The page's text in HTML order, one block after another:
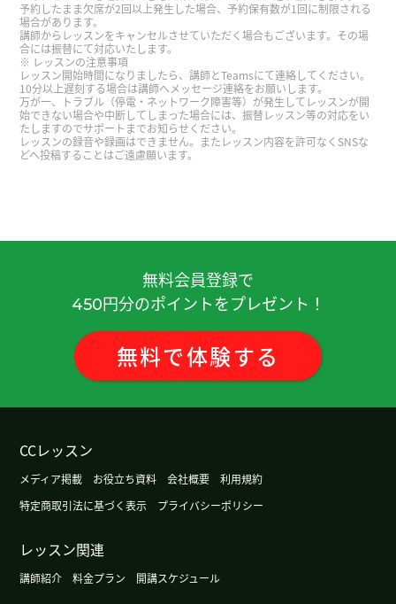
连，想再好好地去看看。如果去辽宁的话，我也想
去沈阳。( 50代 男性 )
评论响起。 我想学中文，相信你是我最懂的。
細かく丁寧に教えていただきとてもわかりやすかっ
たです！またよろしくお願いいたします！( 30代
( 20代 女性 )
期待着外孙子们都对汉语感兴趣长大学习汉语。和
他们用汉语聊天。下次再见吧。( 男性 )
日本有很多台风。非常危险。你住的地方怎么样？
60代 男性 )
谢谢老师上课。我遇到困难时，老师就及时帮助
我，感谢老师的体贴。真是个资深老师啊。我也很
予約したまま欠席が2回以上発生した場合、予約保有数が1回に制限される
場合があります。
講師からレッスンをキャンセルさせていただく場合もございます。その場
合には振替にて対応いたします。
レッスンの注意事項
レッスン開始時間になりましたら、講師とTeamsにて連絡してください。
10分以上遅刻する場合は講師へメッセージ連絡をお願いします。
万が一、トラブル（停電・ネットワーク障害等）が発生してレッスンが開
始できない場合や中断してしまった場合には、振替レッスン等の対応をい
たしますのでサポートまでお知らせください。
レッスンの録音や録画はできません。またレッスン内容を許可なくSNSな
どへ投稿することはご遠慮願います。
無料会員登録で
450円分のポイントをプレゼント！
無料で体験する
CCレッスン
メディア掲載 お役立ち資料 会社概要
利用規約
特定商取引法に基づく表示
プライバシーポリシー
レッスン関連
講師紹介 料金プラン 開講スケジュール